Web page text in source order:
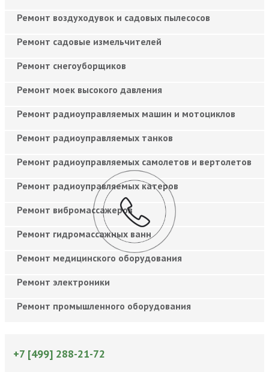
Ремонт воздуходувок и садовых пылесосов
Ремонт садовые измельчителей
Ремонт снегоуборщиков
Ремонт моек высокого давления
Ремонт радиоуправляемых машин и мотоциклов
Ремонт радиоуправляемых танков
Ремонт радиоуправляемых самолетов и вертолетов
Ремонт радиоуправляемых катеров
Ремонт вибромассажеров
Ремонт гидромассажных ванн
Ремонт медицинского оборудования
Ремонт электроники
Ремонт промышленного оборудования
+7 [499] 288-21-72